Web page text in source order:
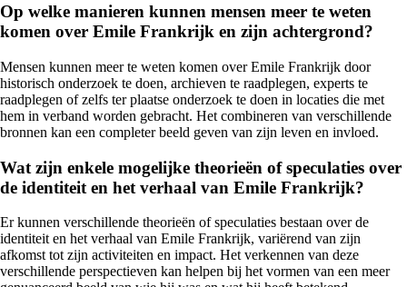
Op welke manieren kunnen mensen meer te weten
komen over Emile Frankrijk en zijn achtergrond?
Mensen kunnen meer te weten komen over Emile Frankrijk door
historisch onderzoek te doen, archieven te raadplegen, experts te
raadplegen of zelfs ter plaatse onderzoek te doen in locaties die met
hem in verband worden gebracht. Het combineren van verschillende
bronnen kan een completer beeld geven van zijn leven en invloed.
Wat zijn enkele mogelijke theorieën of speculaties over
de identiteit en het verhaal van Emile Frankrijk?
Er kunnen verschillende theorieën of speculaties bestaan over de
identiteit en het verhaal van Emile Frankrijk, variërend van zijn
afkomst tot zijn activiteiten en impact. Het verkennen van deze
verschillende perspectieven kan helpen bij het vormen van een meer